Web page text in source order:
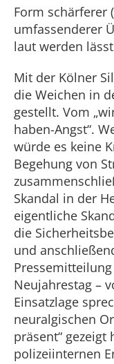
Form schärferer
umfassenderer
laut werden
Mit der Kölner
die Weichen in
gestellt. Vom
haben-Angst“.
würde es keine
Begehung von
Skandal in der
eigentliche
die
und
Neujahrestag –
Einsatzlage
neuralgischen
präsent“ gezeigt
polizeiinternen